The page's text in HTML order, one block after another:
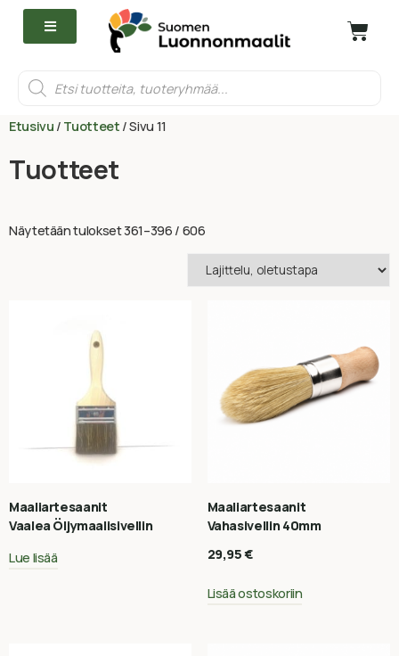
Etusivu / Tuotteet / Sivu 11
Tuotteet
Näytetään tulokset 361–396 / 606
Maaliartesaanit
Vaalea Öljymaalisivellin
Lue lisää
Maaliartesaanit
Vahasivellin 40mm
29,95€
Lisää ostoskoriin